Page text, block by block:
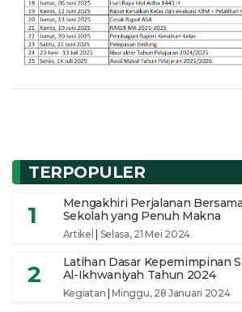
TERPOPULER
1
Mengakhiri Perjalanan
Sekolah yang Penuh Makna
Artikel | Selasa, 21 Mei 2024
2
Latihan Dasar Kepemimpinan
Al-Ikhwaniyah Tahun 2024
Kegiatan |Minggu, 28 Januari 2024